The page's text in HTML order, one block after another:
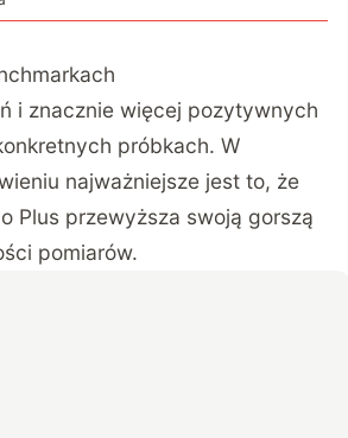
i znacznie więcej pozytywnych
próbkach. W
najważniejsze jest to, że
Plus przewyższa swoją gorszą
pomiarów.